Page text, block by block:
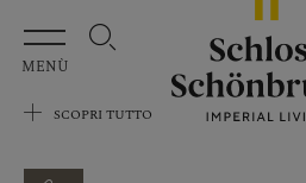
Vai al contenuto principale
MENÙ
SCOPRI TUTTO